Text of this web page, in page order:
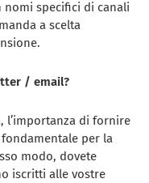
nomi specifici di canali
a scelta
/ email?
l’importanza di fornire
per la
modo, dovete
iscritti alle vostre